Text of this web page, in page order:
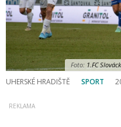
Foto: 1.FC
UHERSKÉ HRADIŠTĚ SPORT